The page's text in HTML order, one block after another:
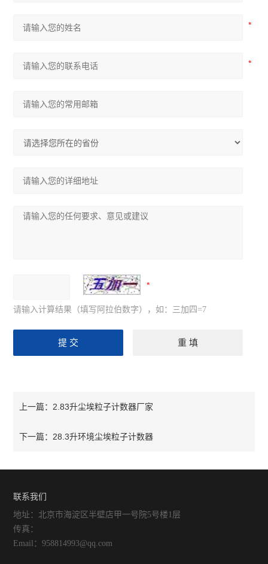
请输入计算结果（填写阿拉伯数字），如：三加四=7
上一篇：2.83升尘埃粒子计数器厂家
下一篇：28.3升环境尘埃粒子计数器
联系我们
地址：北京市海淀区半壁店甲一号院5号楼1层
传真：
Email：958814993@qq.com